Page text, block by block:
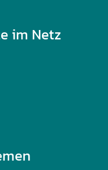
im Netz